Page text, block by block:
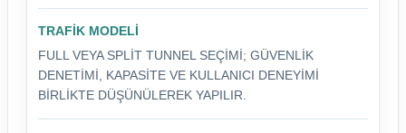
TRAFIK MODELI
FULL VEYA SPLIT TUNNEL SEÇIMI; GÜVENLIK
DENETIMI, KAPASITE VE KULLANICI DENEYIMI
BIRLIKTE DÜŞÜNÜLEREK YAPILIR.